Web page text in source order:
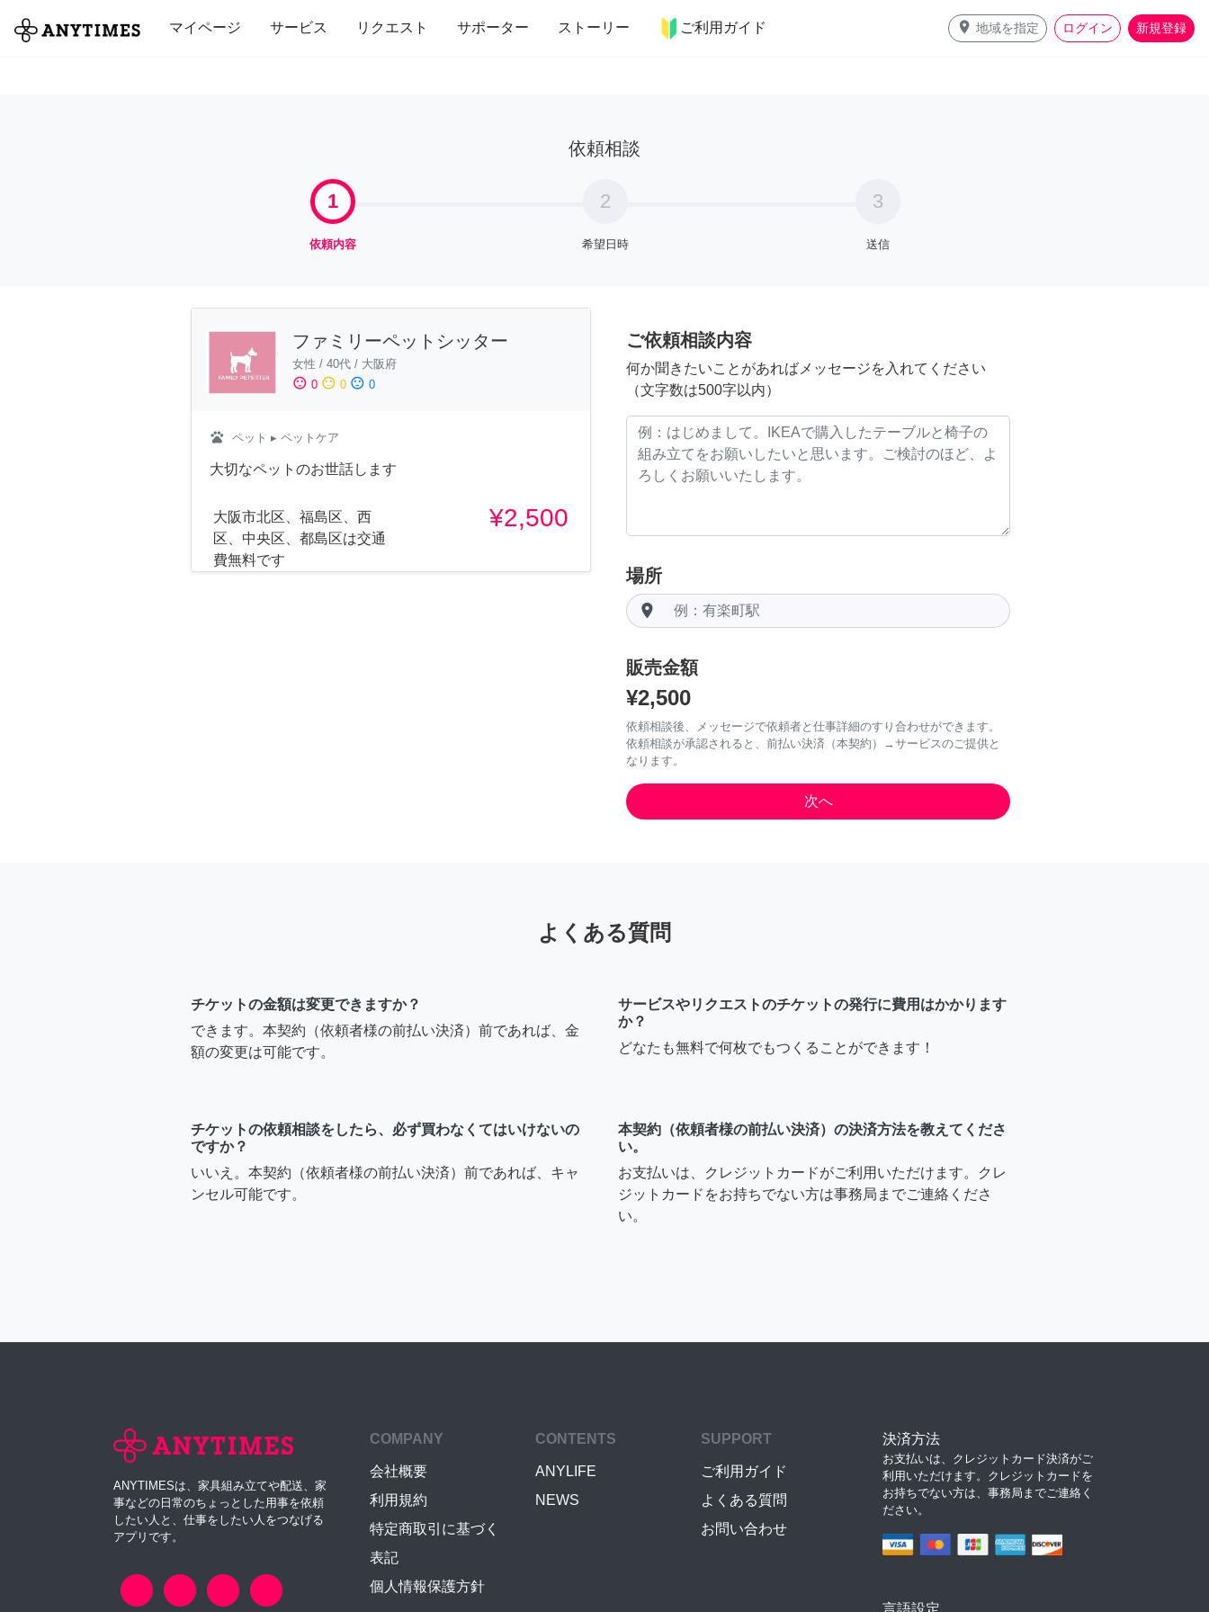
マイページ サービス リクエスト サポーター ストーリー ご利用ガイド place 地域を指定 ログイン 新規登録
全て 修理・組立 家事 引っ越し インテリア 趣味・習い事 ペット 料理
依頼相談
1
依頼内容
2
希望日時
3
送信
ファミリーペットシッター
女性 / 40代 / 大阪府
sentiment_satisfied 0 sentiment_neutral 0 sentiment_dissatisfied 0
pets ペット ▸ ペットケア
大切なペットのお世話します
大阪市北区、福島区、西
区、中央区、都島区は交通
費無料です
¥2,500
ご依頼相談内容
何か聞きたいことがあればメッセージを入れてください
（文字数は500字以内）
場所
room
販売金額
¥2,500
依頼相談後、メッセージで依頼者と仕事詳細のすり合わせができます。
依頼相談が承認されると、前払い決済（本契約）→サービスのご提供と
なります。
よくある質問
チケットの金額は変更できますか？
できます。本契約（依頼者様の前払い決済）前であれば、金
額の変更は可能です。
サービスやリクエストのチケットの発行に費用はかかります
か？
どなたも無料で何枚でもつくることができます！
チケットの依頼相談をしたら、必ず買わなくてはいけないの
ですか？
いいえ。本契約（依頼者様の前払い決済）前であれば、キャ
ンセル可能です。
本契約（依頼者様の前払い決済）の決済方法を教えてくださ
い。
お支払いは、クレジットカードがご利用いただけます。クレ
ジットカードをお持ちでない方は事務局までご連絡くださ
い。
ANYTIMESは、家具組み立てや配送、家
事などの日常のちょっとした用事を依頼
したい人と、仕事をしたい人をつなげる
アプリです。
COMPANY
会社概要
利用規約
特定商取引に基づく
表記
個人情報保護方針
CONTENTS
ANYLIFE
NEWS
SUPPORT
ご利用ガイド
よくある質問
お問い合わせ
決済方法
お支払いは、クレジットカード決済がご
利用いただけます。クレジットカードを
お持ちでない方は、事務局までご連絡く
ださい。
言語設定